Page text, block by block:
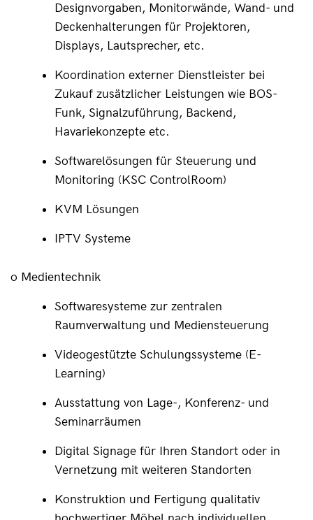
Designvorgaben, Monitorwände, Wand- und
Deckenhalterungen für Projektoren,
Displays, Lautsprecher, etc.
Koordination externer Dienstleister bei
Zukauf zusätzlicher Leistungen wie BOS-
Funk, Signalzuführung, Backend,
Havariekonzepte etc.
Softwarelösungen für Steuerung und
Monitoring (KSC ControlRoom)
KVM Lösungen
IPTV Systeme
o Medientechnik
Softwaresysteme zur zentralen
Raumverwaltung und Mediensteuerung
Videogestützte Schulungssysteme (E-
Learning)
Ausstattung von Lage-, Konferenz- und
Seminarräumen
Digital Signage für Ihren Standort oder in
Vernetzung mit weiteren Standorten
Konstruktion und Fertigung qualitativ